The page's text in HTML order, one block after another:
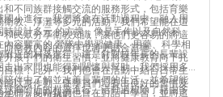
不同族群接觸交流的服務形式，包括育樂
教、淨灘等多元的活動，我們希望能在這
民眾分享衛教知識，讓他們更容易的將這
衛教內容的選擇也將更貼合當地。
小進行，我們將會在活動過程中，融入用
設計多元 的方塊，像是手作以及自然科學
容豐富的 營隊中學習健康、用藥、科學相
孩子們的衛生習慣，並將健康教育向下扎
標，此外，我們也會在活動中結合日常生
以身作則，使學員們培養出良好的習慣及
近的村落進行，這是針對較年長的長輩設
出家門也能得到關懷與幫助，我們採用多
伴中了解並改善長輩們的生活，並希望能
們，同時我們也會在對話中學習，並將這
鄉附近的村落進行，活動過程除了藉由多